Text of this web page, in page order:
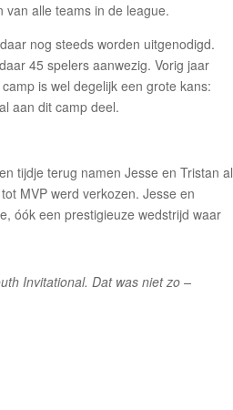
van alle teams in de league.
nog steeds worden uitgenodigd.
45 spelers aanwezig. Vorig jaar
is wel degelijk een grote kans:
aan dit camp deel.
tijdje terug namen Jesse en Tristan al
MVP werd verkozen. Jesse en
óók een prestigieuze wedstrijd waar
Invitational. Dat was niet zo –